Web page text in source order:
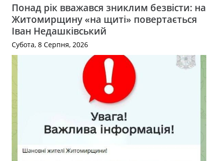
Понад рік вважався зниклим безвісти: на
Житомирщину «на щиті» повертається
Іван Недашківський
Субота, 8 Серпня, 2026